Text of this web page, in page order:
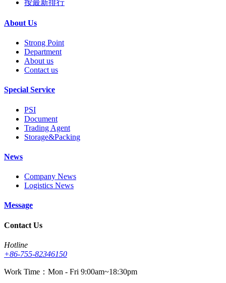
按最新排行
About Us
Strong Point
Department
About us
Contact us
Special Service
PSI
Document
Trading Agent
Storage&Packing
News
Company News
Logistics News
Message
Contact Us
Hotline
+86-755-82346150
Work Time：Mon - Fri 9:00am~18:30pm